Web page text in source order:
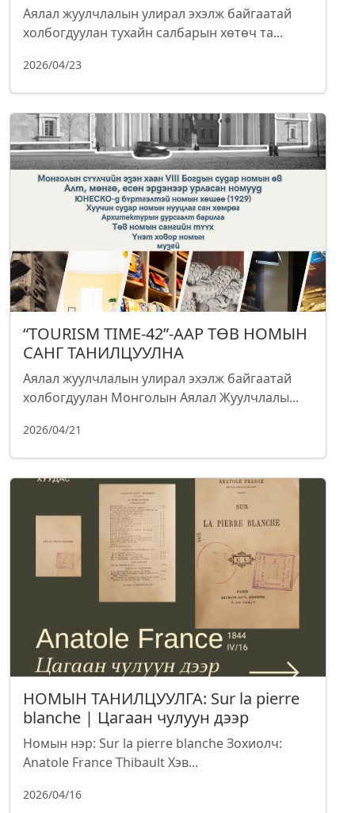
Аялал жуулчлалын улирал эхэлж байгаатай
холбогдуулан тухайн салбарын хөтөч та...
2026/04/23
“TOURISM TIME-42”-ААР ТӨВ НОМЫН
САНГ ТАНИЛЦУУЛНА
Аялал жуулчлалын улирал эхэлж байгаатай
холбогдуулан Монголын Аялал Жуулчлалы...
2026/04/21
НОМЫН ТАНИЛЦУУЛГА: Sur la pierre
blanche | Цагаан чулуун дээр
Номын нэр: Sur la pierre blanche Зохиолч:
Anatole France Thibault Хэв...
2026/04/16